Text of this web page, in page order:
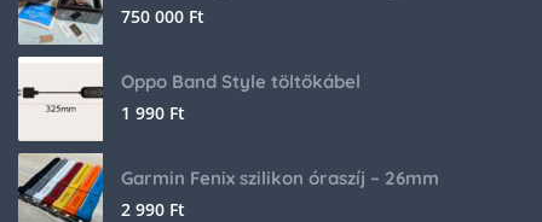
750 000 Ft
Oppo Band Style töltőkábel
1 990 Ft
Garmin Fenix szilikon óraszíj – 26mm
2 990 Ft